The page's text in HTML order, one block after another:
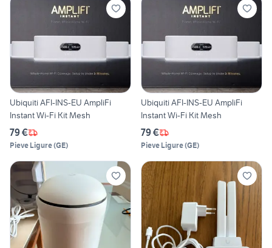
Ubiquiti AFI-INS-EU AmpliFi
Instant Wi-Fi Kit Mesh
79 €
Pieve Ligure(GE)
Ubiquiti AFI-INS-EU AmpliFi
Instant Wi-Fi Kit Mesh
79 €
Pieve Ligure(GE)